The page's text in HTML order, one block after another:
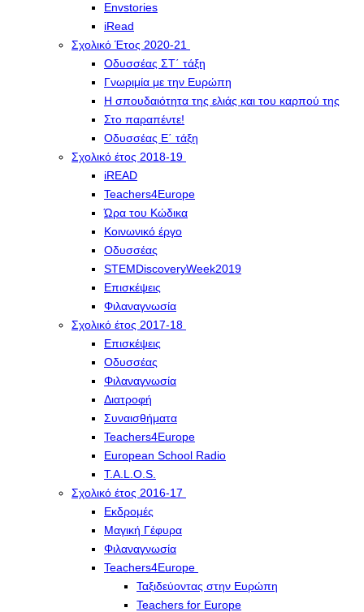
Envstories
iRead
Σχολικό Έτος 2020-21
Οδυσσέας ΣΤ΄ τάξη
Γνωριμία με την Ευρώπη
Η σπουδαιότητα της ελιάς και του καρπού της
Στο παραπέντε!
Οδυσσέας Ε΄ τάξη
Σχολικό έτος 2018-19
iREAD
Teachers4Europe
Ώρα του Κώδικα
Κοινωνικό έργο
Οδυσσέας
STEMDiscoveryWeek2019
Επισκέψεις
Φιλαναγνωσία
Σχολικό έτος 2017-18
Επισκέψεις
Οδυσσέας
Φιλαναγνωσία
Διατροφή
Συναισθήματα
Teachers4Europe
European School Radio
T.A.L.O.S.
Σχολικό έτος 2016-17
Εκδρομές
Μαγική Γέφυρα
Φιλαναγνωσία
Teachers4Europe
Ταξιδεύοντας στην Ευρώπη
Teachers for Europe